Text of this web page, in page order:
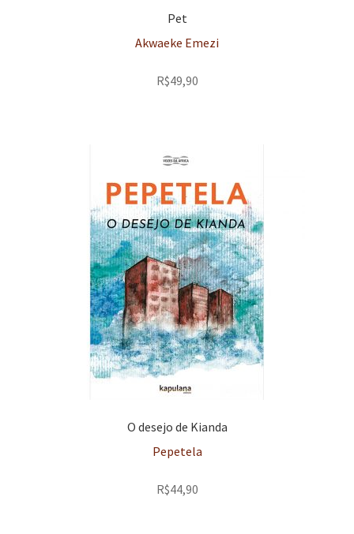
Pet
Akwaeke Emezi
R$49,90
O desejo de Kianda
Pepetela
R$44,90